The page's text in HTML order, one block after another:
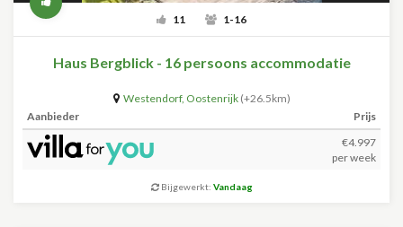
11 1-16
Haus Bergblick - 16 persoons accommodatie
Westendorf, Oostenrijk (+26.5km)
Aanbieder
Prijs
€4.997
per week
Bijgewerkt: Vandaag